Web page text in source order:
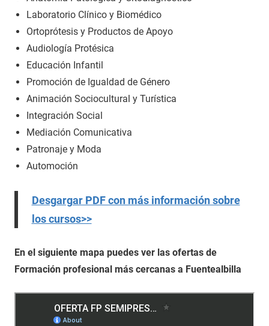
Laboratorio Clínico y Biomédico
Ortoprótesis y Productos de Apoyo
Audiología Protésica
Educación Infantil
Promoción de Igualdad de Género
Animación Sociocultural y Turística
Integración Social
Mediación Comunicativa
Patronaje y Moda
Automoción
Desgargar PDF con más información sobre
los cursos>>
En el siguiente mapa puedes ver las ofertas de
Formación profesional más cercanas a Fuentealbilla